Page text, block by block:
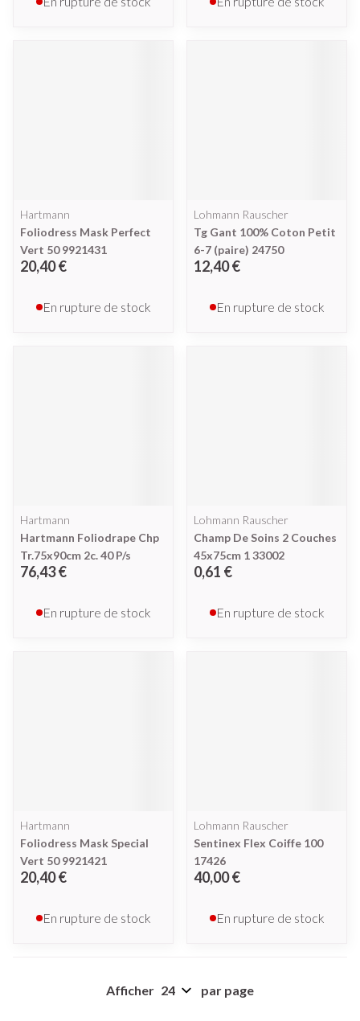
Hartmann
Foliodress Mask Perfect
Vert 50 9921431
20,40 €
En rupture de stock
Lohmann Rauscher
Tg Gant 100% Coton Petit
6-7 (paire) 24750
12,40 €
En rupture de stock
Hartmann
Hartmann Foliodrape Chp
Tr.75x90cm 2c. 40 P/s
76,43 €
En rupture de stock
Lohmann Rauscher
Champ De Soins 2 Couches
45x75cm 1 33002
0,61 €
En rupture de stock
Hartmann
Foliodress Mask Special
Vert 50 9921421
20,40 €
En rupture de stock
Lohmann Rauscher
Sentinex Flex Coiffe 100
17426
40,00 €
En rupture de stock
Afficher par page